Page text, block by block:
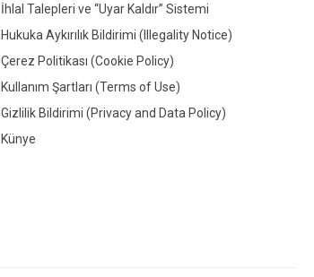
İhlal Talepleri ve “Uyar Kaldır” Sistemi
Hukuka Aykırılık Bildirimi (Illegality Notice)
Çerez Politikası (Cookie Policy)
Kullanım Şartları (Terms of Use)
Gizlilik Bildirimi (Privacy and Data Policy)
Künye